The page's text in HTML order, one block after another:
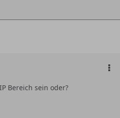
Bereich sein oder?